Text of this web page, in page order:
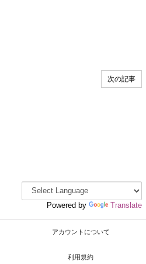
次の記事
Powered by Translate
アカウントについて
利用規約